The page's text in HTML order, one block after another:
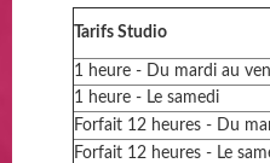
Tarifs Studio
1 heure - Du mardi au
1 heure - Le samedi
Forfait 12 heures - Du
Forfait 12 heures - Le